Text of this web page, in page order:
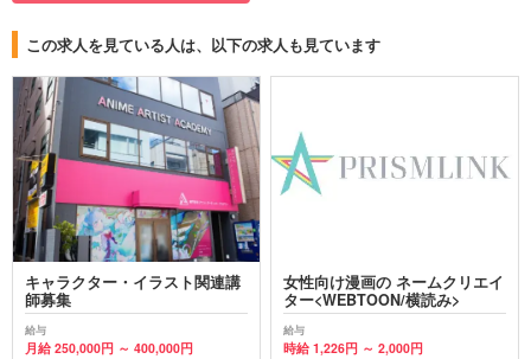
この求人を見ている人は、以下の求人も見ています
キャラクター・イラスト関連講
師募集
給与
月給 250,000円 ～ 400,000円
女性向け漫画の ネームクリエイ
ター<WEBTOON/横読み>
給与
時給 1,226円 ～ 2,000円